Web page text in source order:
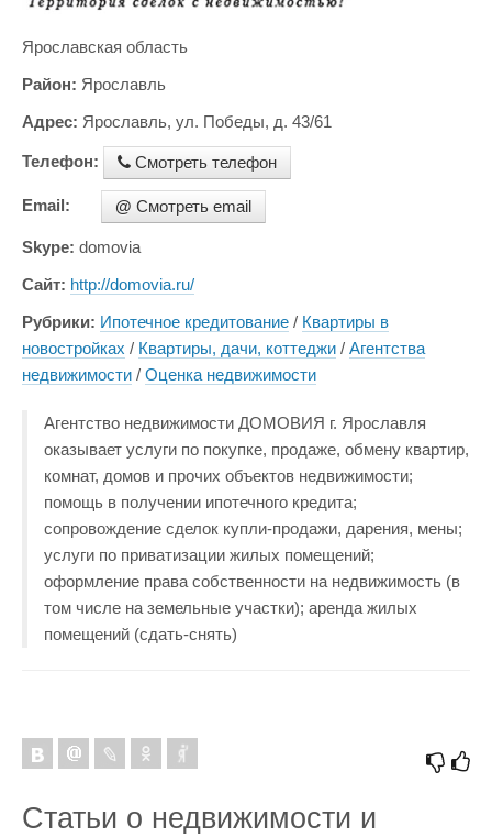
Ярославская область
Район: Ярославль
Адрес: Ярославль, ул. Победы, д. 43/61
Телефон: Смотреть телефон
Email: @ Смотреть email
Skype: domovia
Сайт: http://domovia.ru/
Рубрики: Ипотечное кредитование / Квартиры в
новостройках / Квартиры, дачи, коттеджи / Агентства
недвижимости / Оценка недвижимости
Агентство недвижимости ДОМОВИЯ г. Ярославля
оказывает услуги по покупке, продаже, обмену квартир,
комнат, домов и прочих объектов недвижимости;
помощь в получении ипотечного кредита;
сопровождение сделок купли-продажи, дарения, мены;
услуги по приватизации жилых помещений;
оформление права собственности на недвижимость (в
том числе на земельные участки); аренда жилых
помещений (сдать-снять)
Статьи о недвижимости и